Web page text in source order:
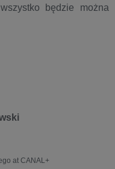
będzie można
at CANAL+